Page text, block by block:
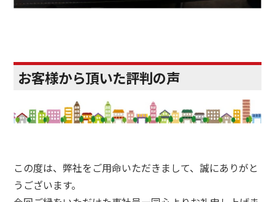
お客様から頂いた評判の声
この度は、弊社をご用命いただきまして、誠にありがと
うございます。